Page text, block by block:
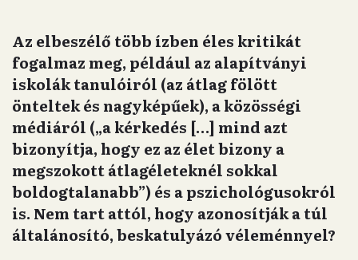
Az elbeszélő több ízben éles kritikát
fogalmaz meg, például az alapítványi
iskolák tanulóiról (az átlag fölött
önteltek és nagyképűek), a közösségi
médiáról („a kérkedés […] mind azt
bizonyítja, hogy ez az élet bizony a
megszokott átlagéleteknél sokkal
boldogtalanabb”) és a pszichológusokról
is. Nem tart attól, hogy azonosítják a túl
általánosító, beskatulyázó véleménnyel?